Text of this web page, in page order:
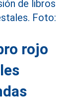
rojo